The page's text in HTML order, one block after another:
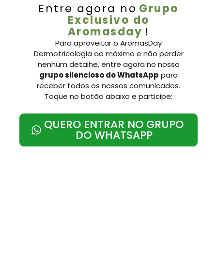
Entre agora no Grupo
Exclusivo do
Aromasday !
Para aproveitar o AromasDay
Dermotricologia ao máximo e não perder
nenhum detalhe, entre agora no nosso
grupo silencioso do WhatsApp para
receber todos os nossos comunicados.
Toque no botão abaixo e participe:
QUERO ENTRAR NO GRUPO
DO WHATSAPP